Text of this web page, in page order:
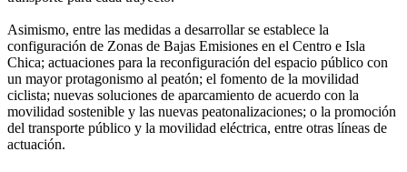
Asimismo, entre las medidas a desarrollar se establece la
configuración de Zonas de Bajas Emisiones en el Centro e Isla
Chica; actuaciones para la reconfiguración del espacio público con
un mayor protagonismo al peatón; el fomento de la movilidad
ciclista; nuevas soluciones de aparcamiento de acuerdo con la
movilidad sostenible y las nuevas peatonalizaciones; o la promoción
del transporte público y la movilidad eléctrica, entre otras líneas de
actuación.